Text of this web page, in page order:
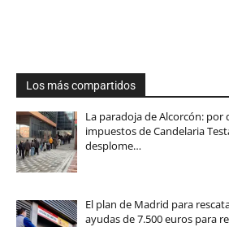
Los más compartidos
La paradoja de Alcorcón: por
impuestos de Candelaria
desplome…
El plan de Madrid para
ayudas de 7.500 euros para